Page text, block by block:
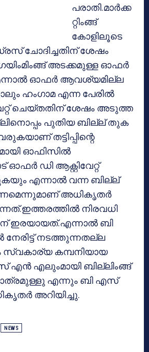
പരാതി.മാര്‍ക്ക
റ്റിംങ്ങ്
കോളിലൂടെ
ചോദിച്ചതിന് ശേഷം
അടക്കമുള്ള ഓഫര്‍
ഓഫര്‍ ആവശ്യമില്ല
ഹംഗാമ എന്ന പേരില്‍
ചെയ്തതിന് ശേഷം അടുത്ത
പുതിയ ബില്ല് തുക
തട്ടിപ്പിന്റെ
ഓഫിസില്‍
ഡി ആക്റ്റിവേറ്റ്
എന്നാല്‍ വന്ന ബില്ല്
അധികൃതര്‍
നിരവധി
ഇരയായത്.എന്നാല്‍ ബി
നടത്തുന്നതല്ല
സ്വകാര്യ കമ്പനിയായ
എന്‍ എലുംമായി ബില്ലിംങ്ങ്
എന്നും ബി എസ്
അറിയിച്ചു.
NEWS